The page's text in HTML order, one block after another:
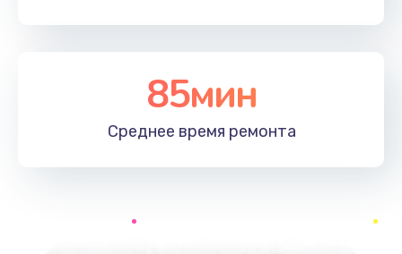
85мин
Среднее время ремонта